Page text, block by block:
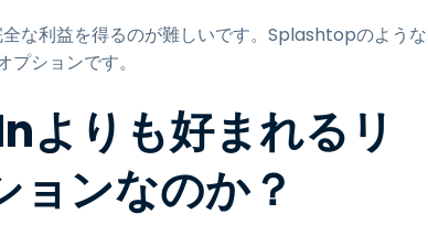
な利益を得るのが難しいです。Splashtopのような
ションです。
りも好まれるリ
ョンなのか？